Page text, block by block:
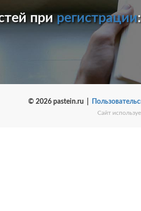
прирегистрации:
© 2026 pastein.ru |
Сайт